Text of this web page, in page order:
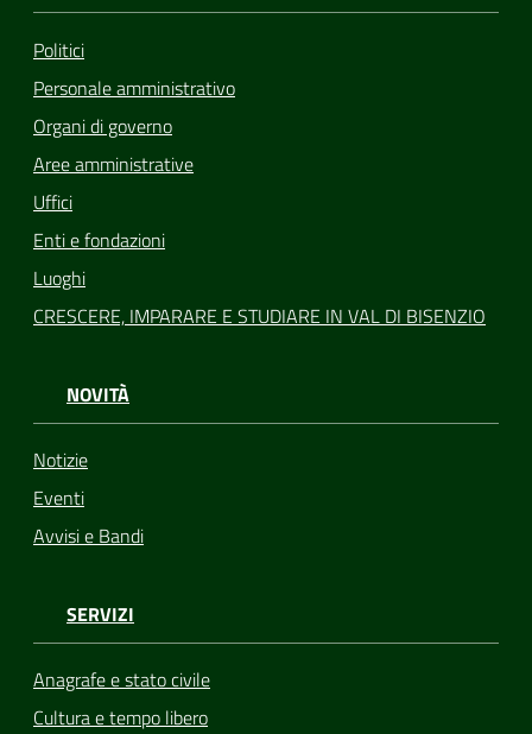
Politici
Personale amministrativo
Organi di governo
Aree amministrative
Uffici
Enti e fondazioni
Luoghi
CRESCERE, IMPARARE E STUDIARE IN VAL DI BISENZIO
NOVITÀ
Notizie
Eventi
Avvisi e Bandi
SERVIZI
Anagrafe e stato civile
Cultura e tempo libero